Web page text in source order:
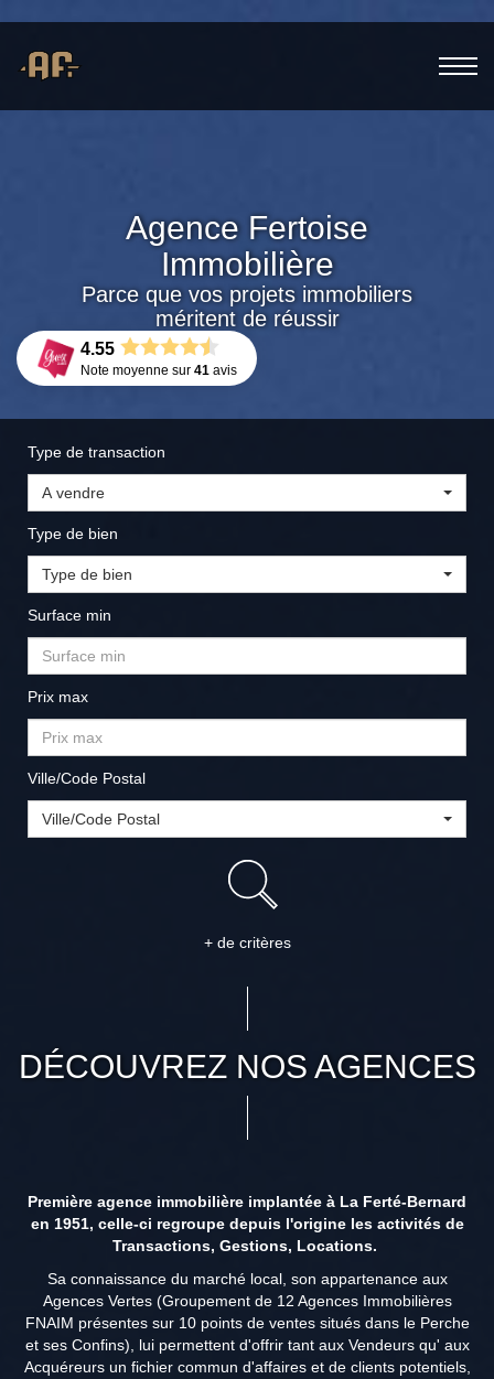
Agence Fertoise
Immobilière
Parce que vos projets immobiliers
méritent de réussir
4.55
Note moyenne sur 41 avis
Type de transaction
A vendre
Type de bien
Type de bien
Surface min
Prix max
Ville/Code Postal
Ville/Code Postal
+ de critères
DÉCOUVREZ NOS AGENCES
Première agence immobilière implantée à La Ferté-Bernard
en 1951, celle-ci regroupe depuis l'origine les activités de
Transactions, Gestions, Locations.
Sa connaissance du marché local, son appartenance aux
Agences Vertes (Groupement de 12 Agences Immobilières
FNAIM présentes sur 10 points de ventes situés dans le Perche
et ses Confins), lui permettent d'offrir tant aux Vendeurs qu' aux
Acquéreurs un fichier commun d'affaires et de clients potentiels,